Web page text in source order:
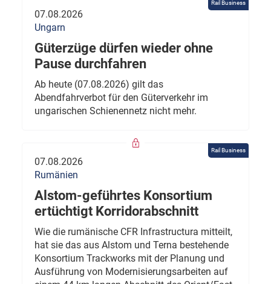
Rail Business
07.08.2026
Ungarn
Güterzüge dürfen wieder ohne
Pause durchfahren
Ab heute (07.08.2026) gilt das
Abendfahrverbot für den Güterverkehr im
ungarischen Schienennetz nicht mehr.
Rail Business
07.08.2026
Rumänien
Alstom-geführtes Konsortium
ertüchtigt Korridorabschnitt
Wie die rumänische CFR Infrastructura mitteilt,
hat sie das aus Alstom und Terna bestehende
Konsortium Trackworks mit der Planung und
Ausführung von Modernisierungsarbeiten auf